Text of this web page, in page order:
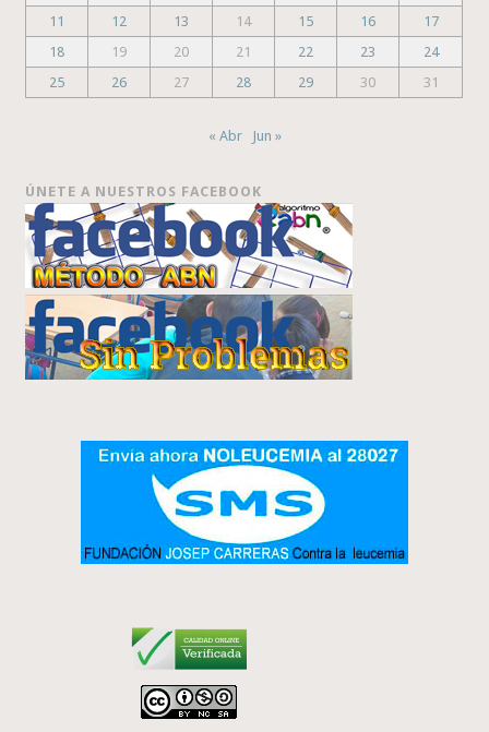
11
12 13 14 15 16
17
18
19 20 21 22 23
24
25
26 27 28 29 30 31
« Abr Jun »
ÚNETE A NUESTROS FACEBOOK